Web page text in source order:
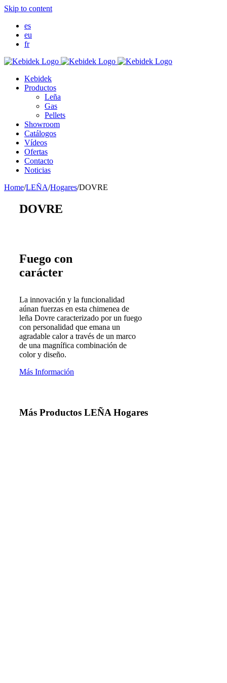
Skip to content
es
eu
fr
Kebidek
Productos
Leña
Gas
Pellets
Showroom
Catálogos
Vídeos
Ofertas
Contacto
Noticias
Home/LEÑA/Hogares/DOVRE
DOVRE
Fuego con
carácter
La innovación y la funcionalidad
aúnan fuerzas en esta chimenea de
leña Dovre caracterizado por un fuego
con personalidad que emana un
agradable calor a través de un marco
de una magnífica combinación de
color y diseño.
Más Información
Más Productos LEÑA Hogares